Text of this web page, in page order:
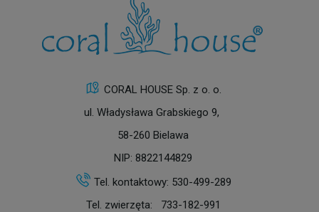
CORAL HOUSE Sp. z o. o.
ul. Władysława Grabskiego 9,
58-260 Bielawa
NIP: 8822144829
Tel. kontaktowy: 530-499-289
Tel. zwierzęta: 733-182-991